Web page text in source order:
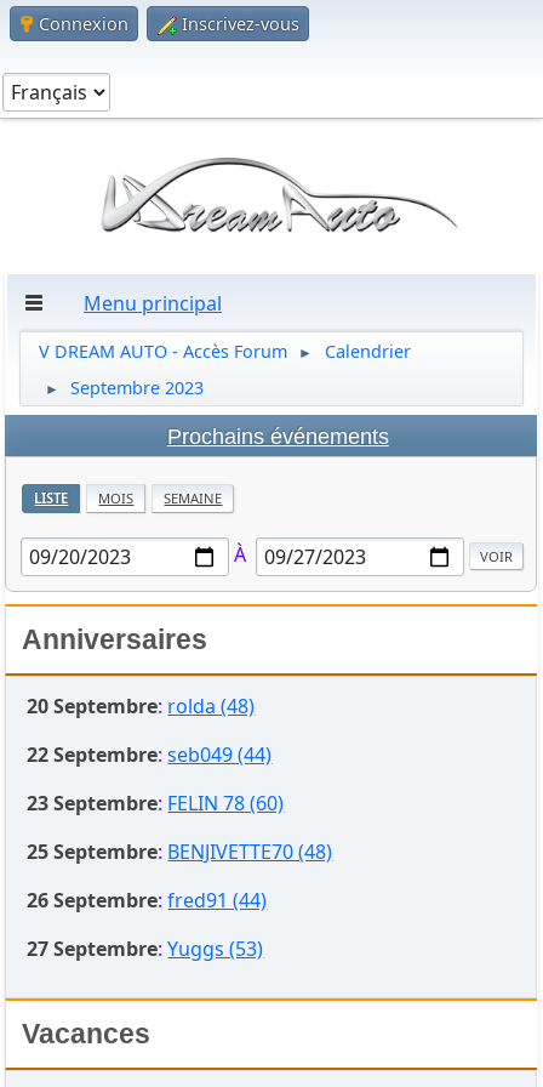
Connexion Inscrivez-vous
Menu principal
V DREAM AUTO - Accès Forum ► Calendrier
► Septembre 2023
Prochains événements
LISTE MOIS SEMAINE
À
Anniversaires
20 Septembre: rolda (48)
22 Septembre:seb049 (44)
23 Septembre: FELIN 78 (60)
25 Septembre: BENJIVETTE70 (48)
26 Septembre:fred91 (44)
27 Septembre:Yuggs (53)
Vacances